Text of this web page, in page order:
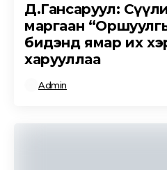
Д.Гансаруул:
маргаан
бидэнд ямар их
харууллаа
Admin